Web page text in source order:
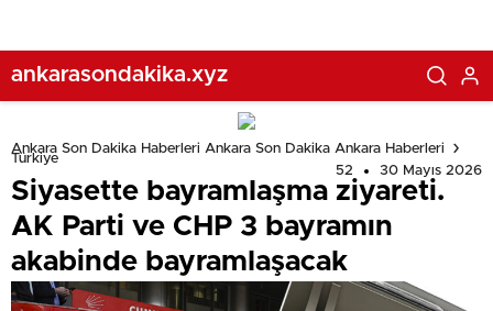
ankarasondakika.xyz
Ankara Son Dakika Haberleri Ankara Son Dakika Ankara Haberleri
Türkiye
52
30 Mayıs 2026
Siyasette bayramlaşma ziyareti.
AK Parti ve CHP 3 bayramın
akabinde bayramlaşacak